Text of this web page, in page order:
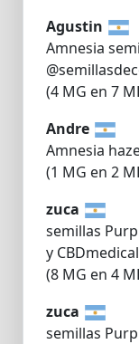
Agustin
Amnesia
(4 MG en 7
Andre
Amnesia
(1 MG en 2
zuca
semillas
y
(8 MG en 4
zuca
semillas